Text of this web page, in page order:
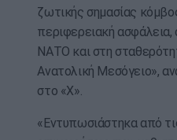
ζωτικής σημασίας
περιφερειακή ασφάλεια,
ΝΑΤΟ και στη
Ανατολική Μεσόγειο»,
στο «Χ».
«Εντυπωσιάστηκα από